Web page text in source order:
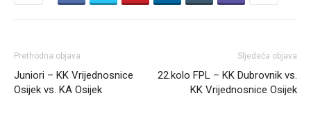
Prethodna objava
Juniori – KK Vrijednosnice
Osijek vs. KA Osijek
Sljedeća objava
22.kolo FPL – KK Dubrovnik vs.
KK Vrijednosnice Osijek